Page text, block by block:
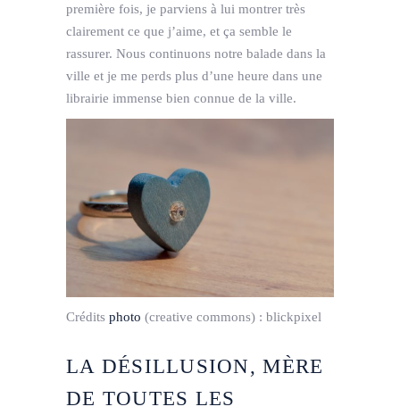
première fois, je parviens à lui montrer très
clairement ce que j’aime, et ça semble le
rassurer. Nous continuons notre balade dans la
ville et je me perds plus d’une heure dans une
librairie immense bien connue de la ville.
Crédits photo (creative commons) : blickpixel
LA DÉSILLUSION, MÈRE
DE TOUTES LES